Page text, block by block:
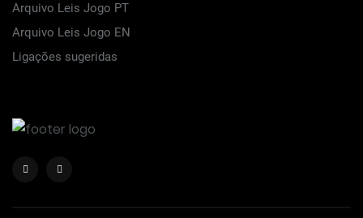
Arquivo Leis Jogo PT
Arquivo Leis Jogo EN
Ligações sugeridas